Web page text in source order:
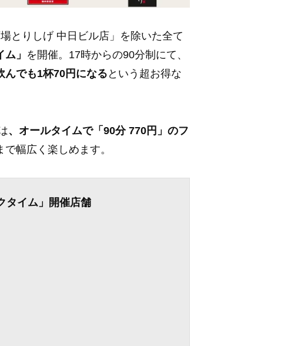
とりしげ 中日ビル店」を除いた全て
」 を開催。17時からの90分制にて、
んでも1杯70円になる という超お得な
、オールタイムで「90分 770円」のフ
幅広く楽しめます。
タイム」開催店舗